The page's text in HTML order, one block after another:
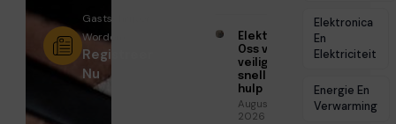
Elektricien
Oss voor
veilige en
snelle
hulp
Augustus 6,
2026
Elektronica
En
Elektriciteit
Energie En
Verwarming
Gastschrijver
Worden?
Registreer
Nu